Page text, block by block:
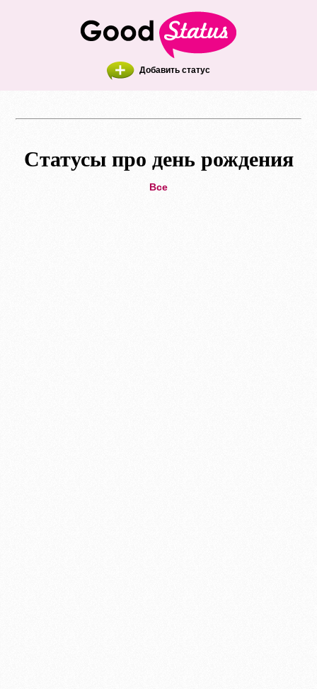
Добавить статус
Статусы про день рождения
Все